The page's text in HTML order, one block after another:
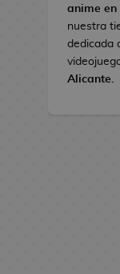
anime en
nuestra
dedicada
Alicante.